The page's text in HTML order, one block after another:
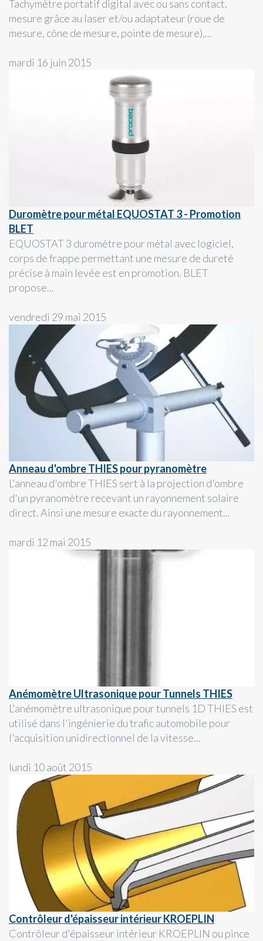
Tachymètre portatif digital avec ou sans contact,
mesure grâce au laser et/ou adaptateur (roue de
mesure, cône de mesure, pointe de mesure),...
mardi 16 juin 2015
Duromètre pour métal EQUOSTAT 3 - Promotion
BLET
EQUOSTAT 3 duromètre pour métal avec logiciel,
corps de frappe permettant une mesure de dureté
précise à main levée est en promotion. BLET
propose...
vendredi 29 mai 2015
Anneau d'ombre THIES pour pyranomètre
L'anneau d'ombre THIES sert à la projection d'ombre
d'un pyranomètre recevant un rayonnement solaire
direct. Ainsi une mesure exacte du rayonnement...
mardi 12 mai 2015
Anémomètre Ultrasonique pour Tunnels THIES
L'anémomètre ultrasonique pour tunnels 1D THIES est
utilisé dans l'ingénierie du trafic automobile pour
l'acquisition unidirectionnel de la vitesse...
lundi 10 août 2015
Contrôleur d'épaisseur intérieur KROEPLIN
Contrôleur d'épaisseur intérieur KROEPLIN ou pince